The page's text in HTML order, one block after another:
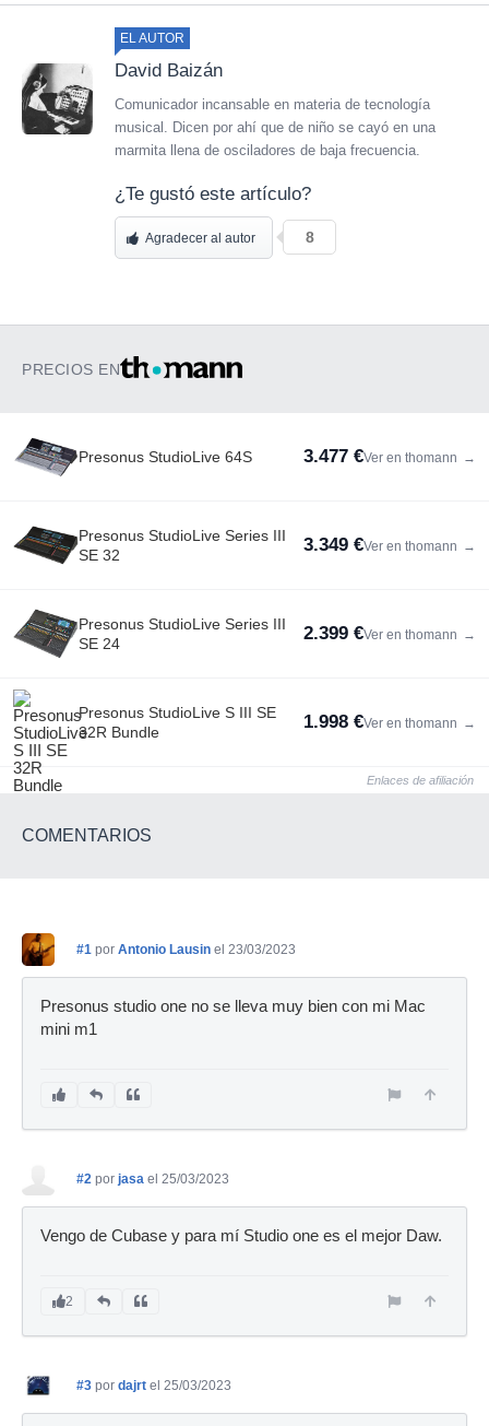
EL AUTOR
David Baizán
Comunicador incansable en materia de tecnología
musical. Dicen por ahí que de niño se cayó en una
marmita llena de osciladores de baja frecuencia.
¿Te gustó este artículo?
Agradecer al autor 8
PRECIOS EN
Presonus StudioLive 64S 3.477 €Ver en thomann →
Presonus StudioLive Series III
SE 32
3.349 €Ver en thomann →
Presonus StudioLive Series III
SE 24
2.399 €Ver en thomann →
Presonus StudioLive S III SE
32R Bundle
1.998 €Ver en thomann →
Enlaces de afiliación
COMENTARIOS
#1 por Antonio Lausin el 23/03/2023
Presonus studio one no se lleva muy bien con mi Mac
mini m1
#2 por jasa el 25/03/2023
Vengo de Cubase y para mí Studio one es el mejor Daw.
2
#3 por dajrt el 25/03/2023